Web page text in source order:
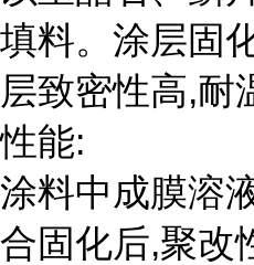
填料。涂层固
层致密性高,耐
性能:
涂料中成膜溶
合固化后,聚改